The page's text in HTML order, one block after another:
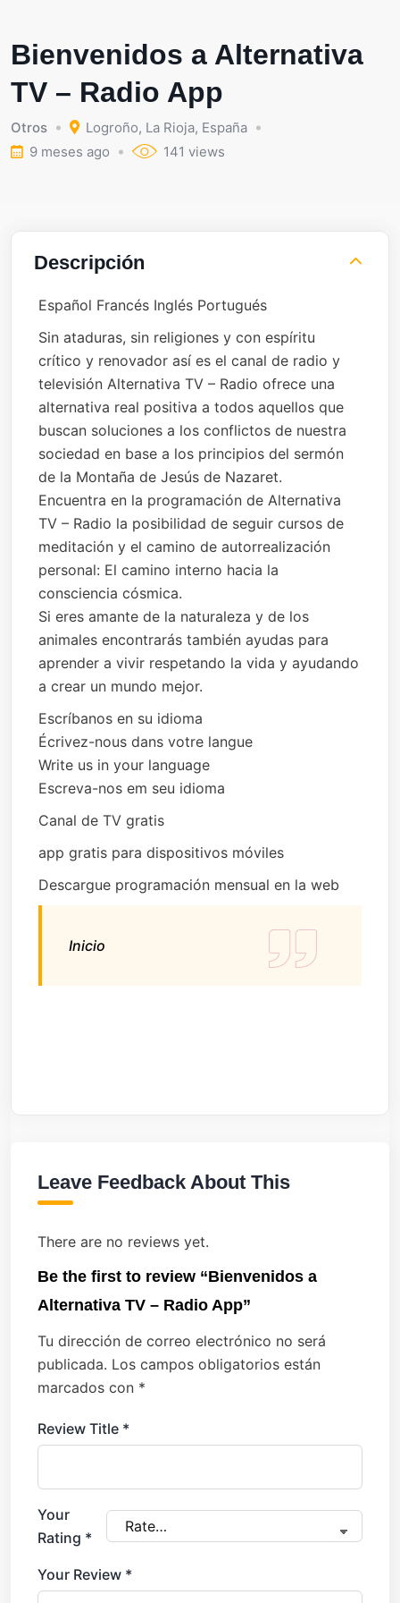
Bienvenidos a Alternativa
TV – Radio App
Otros Logroño, La Rioja, España
9 meses ago
141 views
Descripción
Español Francés Inglés Portugués
Sin ataduras, sin religiones y con espíritu
crítico y renovador así es el canal de radio y
televisión Alternativa TV – Radio ofrece una
alternativa real positiva a todos aquellos que
buscan soluciones a los conflictos de nuestra
sociedad en base a los principios del sermón
de la Montaña de Jesús de Nazaret.
Encuentra en la programación de Alternativa
TV – Radio la posibilidad de seguir cursos de
meditación y el camino de autorrealización
personal: El camino interno hacia la
consciencia cósmica.
Si eres amante de la naturaleza y de los
animales encontrarás también ayudas para
aprender a vivir respetando la vida y ayudando
a crear un mundo mejor.
Escríbanos en su idioma
Écrivez-nous dans votre langue
Write us in your language
Escreva-nos em seu idioma
Canal de TV gratis
app gratis para dispositivos móviles
Descargue programación mensual en la web
Inicio
Leave Feedback About This
There are no reviews yet.
Be the first to review “Bienvenidos a
Alternativa TV – Radio App”
Tu dirección de correo electrónico no será
publicada. Los campos obligatorios están
marcados con *
Review Title *
Your
Rating *
Your Review *